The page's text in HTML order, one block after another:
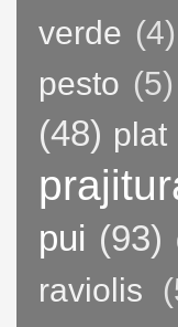
verde (4)
pesto (5)
(48) plat
pui (93)
raviolis